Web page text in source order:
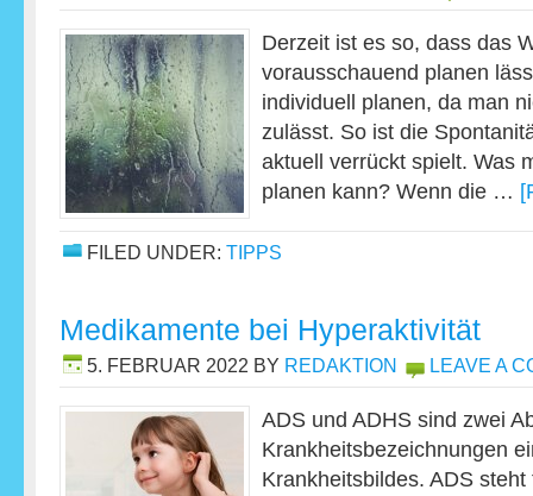
Derzeit ist es so, dass das
vorausschauend planen
individuell planen, da man
zulässt. So ist die
aktuell verrückt spielt. Was
planen kann? Wenn die …
FILED UNDER: TIPPS
Medikamente bei Hyperaktivität
5. FEBRUAR 2022 BY REDAKTION LEAVE A
ADS und ADHS sind zwei
Krankheitsbezeichnungen
Krankheitsbildes. ADS steht